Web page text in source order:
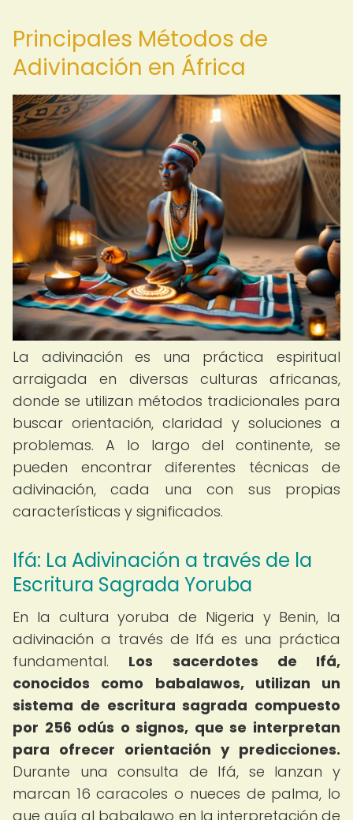
Principales Métodos de
Adivinación en África
La adivinación es una práctica espiritual
arraigada en diversas culturas africanas,
donde se utilizan métodos tradicionales para
buscar orientación, claridad y soluciones a
problemas. A lo largo del continente, se
pueden encontrar diferentes técnicas de
adivinación, cada una con sus propias
características y significados.
Ifá: La Adivinación a través de la
Escritura Sagrada Yoruba
En la cultura yoruba de Nigeria y Benin, la
adivinación a través de Ifá es una práctica
fundamental. Los sacerdotes de Ifá,
conocidos como babalawos, utilizan un
sistema de escritura sagrada compuesto
por 256 odús o signos, que se interpretan
para ofrecer orientación y predicciones.
Durante una consulta de Ifá, se lanzan y
marcan 16 caracoles o nueces de palma, lo
que guía al babalawo en la interpretación de